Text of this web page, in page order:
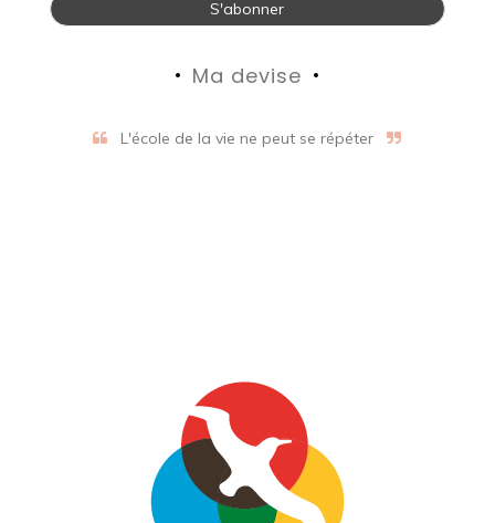
Ma devise
L'école de la vie ne peut se répéter